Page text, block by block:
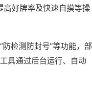
高好牌率及快速自摸等操
检测防封号”等功能，部
具通过后台运行、自动